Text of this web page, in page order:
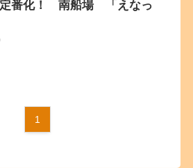
定番化！ 南船場 「えなっ
1